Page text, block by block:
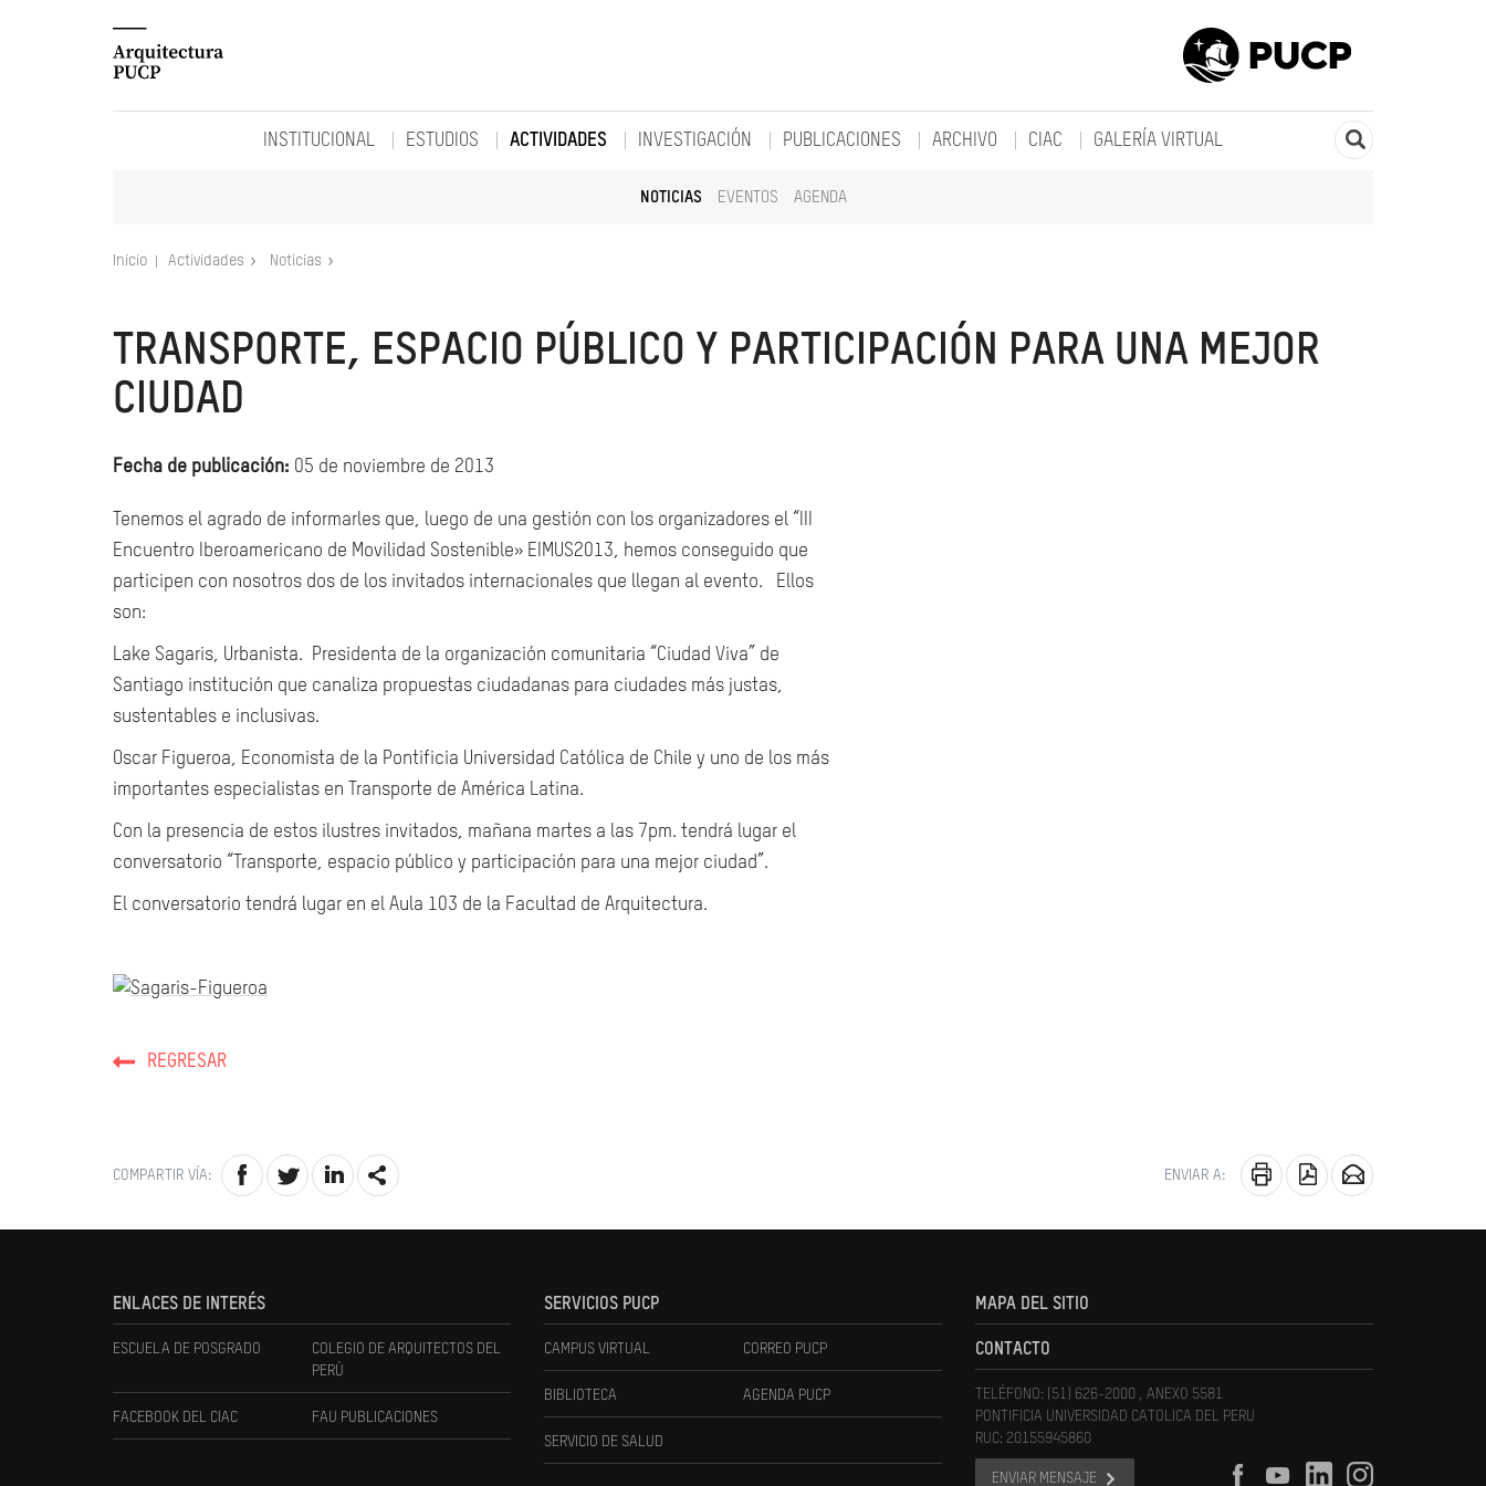
INSTITUCIONAL ESTUDIOS ACTIVIDADES
NOTICIAS EVENTOS AGENDA
INVESTIGACIÓN PUBLICACIONES ARCHIVO CIAC GALERÍA VIRTUAL
Inicio Actividades Noticias
TRANSPORTE, ESPACIO PÚBLICO Y PARTICIPACIÓN PARA UNA MEJOR
CIUDAD
Fecha de publicación: 05 de noviembre de 2013
Tenemos el agrado de informarles que, luego de una gestión con los organizadores el “III
Encuentro Iberoamericano de Movilidad Sostenible» EIMUS2013, hemos conseguido que
participen con nosotros dos de los invitados internacionales que llegan al evento. Ellos
son:
Lake Sagaris, Urbanista. Presidenta de la organización comunitaria “Ciudad Viva” de
Santiago institución que canaliza propuestas ciudadanas para ciudades más justas,
sustentables e inclusivas.
Oscar Figueroa, Economista de la Pontificia Universidad Católica de Chile y uno de los más
importantes especialistas en Transporte de América Latina.
Con la presencia de estos ilustres invitados, mañana martes a las 7pm. tendrá lugar el
conversatorio “Transporte, espacio público y participación para una mejor ciudad”.
El conversatorio tendrá lugar en el Aula 103 de la Facultad de Arquitectura.
REGRESAR
COMPARTIR VÍA: ENVIAR A:
ENLACES DE INTERÉS
ESCUELA DE POSGRADO
COLEGIO DE ARQUITECTOS DEL
PERÚ
FACEBOOK DEL CIAC FAU PUBLICACIONES
SERVICIOS PUCP
CAMPUS VIRTUAL CORREO PUCP
BIBLIOTECA AGENDA PUCP
SERVICIO DE SALUD
MAPA DEL SITIO
CONTACTO
TELÉFONO: (51) 626-2000 , ANEXO 5581
PONTIFICIA UNIVERSIDAD CATOLICA DEL PERU
RUC: 20155945860
ENVIAR MENSAJE